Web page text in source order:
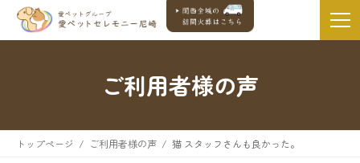
ご利用者様の声
トップページ ご利用者様の声 猫 スタッフさんも良かった。